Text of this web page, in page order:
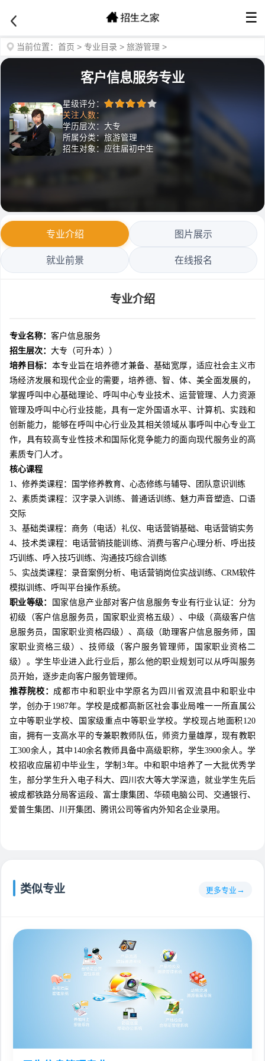
☰
当前位置： 首页 > 专业目录 > 旅游管理 >
客户信息服务专业
星级评分：
关注人数：
学历层次：大专
所属分类：旅游管理
招生对象：应往届初中生
专业介绍 图片展示
就业前景 在线报名
专业介绍
专业名称： 客户信息服务
招生层次： 大专（可升本））
培养目标： 本专业旨在培养德才兼备、基础宽厚，适应社会主义市
场经济发展和现代企业的需要，培养德、智、体、美全面发展的，
掌握呼叫中心基础理论、呼叫中心专业技术、运营管理、人力资源
管理及呼叫中心行业技能，具有一定外国语水平、计算机、实践和
创新能力，能够在呼叫中心行业及其相关领域从事呼叫中心专业工
作，具有较高专业性技术和国际化竞争能力的面向现代服务业的高
素质专门人才。
核心课程
1、修养类课程：国学修养教育、心态修练与辅导、团队意识训练
2、素质类课程：汉字录入训练、普通话训练、魅力声音塑造、口语
交际
3、基础类课程：商务（电话）礼仪、电话营销基础、电话营销实务
4、技术类课程：电话营销技能训练、消费与客户心理分析、呼出技
巧训练、呼入技巧训练、沟通技巧综合训练
5、实战类课程：录音案例分析、电话营销岗位实战训练、CRM软件
模拟训练、呼叫平台操作系统。
职业等级：
国家信息产业部对客户信息服务专业有行业认证：分为
初级（客户信息服务员，国家职业资格五级）、中级（高级客户信
息服务员，国家职业资格四级）、高级（助理客户信息服务师，国
家职业资格三级）、技师级（客户服务管理师，国家职业资格二
级）。学生毕业进入此行业后，那么他的职业规划可以从呼叫服务
员开始，逐步走向客户服务管理师。
推荐院校： 成都市中和职业中学原名为四川省双流县中和职业中
学，创办于1987年。学校是成都高新区社会事业局唯一一所直属公
立中等职业学校、国家级重点中等职业学校。学校现占地面积120
亩，拥有一支高水平的专兼职教师队伍，师资力量雄厚，现有教职
工300余人，其中140余名教师具备中高级职称，学生3900余人。学
校招收应届初中毕业生，学制3年。中和职中培养了一大批优秀学
生，部分学生升入电子科大、四川农大等大学深造，就业学生先后
被成都铁路分局客运段、富士康集团、华硕电脑公司、交通银行、
爱普生集团、川开集团、腾讯公司等省内外知名企业录用。
类似专业 更多专业